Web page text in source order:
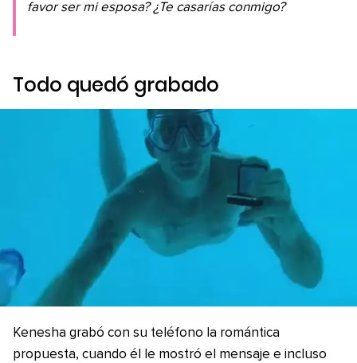
favor ser mi esposa? ¿Te casarías conmigo?
Todo quedó grabado
Kenesha grabó con su teléfono la romántica
propuesta, cuando él le mostró el mensaje e incluso